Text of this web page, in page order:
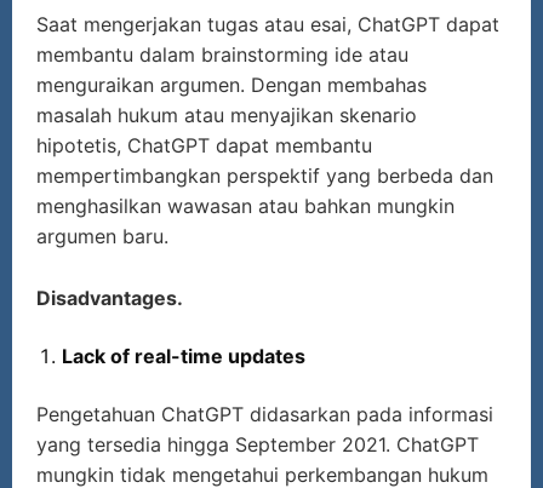
Saat mengerjakan tugas atau esai, ChatGPT dapat
membantu dalam brainstorming ide atau
menguraikan argumen. Dengan membahas
masalah hukum atau menyajikan skenario
hipotetis, ChatGPT dapat membantu
mempertimbangkan perspektif yang berbeda dan
menghasilkan wawasan atau bahkan mungkin
argumen baru.
Disadvantages.
Lack of real-time updates
Pengetahuan ChatGPT didasarkan pada informasi
yang tersedia hingga September 2021. ChatGPT
mungkin tidak mengetahui perkembangan hukum